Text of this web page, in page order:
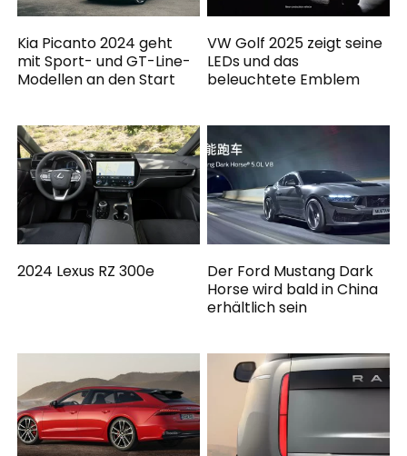
Kia Picanto 2024 geht
mit Sport- und GT-Line-
Modellen an den Start
VW Golf 2025 zeigt seine
LEDs und das
beleuchtete Emblem
2024 Lexus RZ 300e
Der Ford Mustang Dark
Horse wird bald in China
erhältlich sein